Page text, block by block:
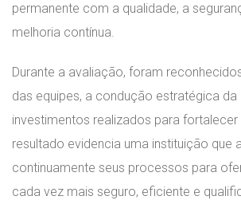
permanente com a qualidade, a
melhoria contínua.
Durante a avaliação, foram
das equipes, a condução estratégica
investimentos realizados para fortalecer
resultado evidencia uma instituição que
continuamente seus processos para
cada vez mais seguro, eficiente e